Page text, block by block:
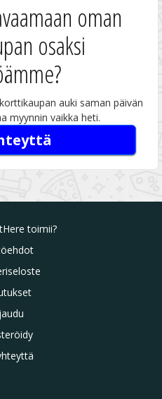
oman
osaksi
auki saman päivän
myynnin vaikka heti.
toimii?